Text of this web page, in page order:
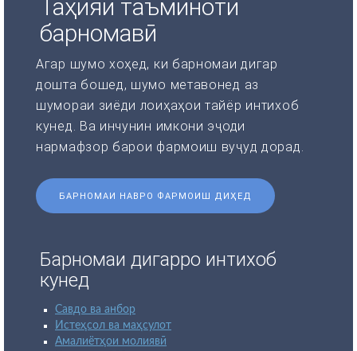
Таҳияи таъминоти
барномавӣ
Агар шумо хоҳед, ки барномаи дигар
дошта бошед, шумо метавонед аз
шумораи зиёди лоиҳаҳои тайёр интихоб
кунед. Ва инчунин имкони эҷоди
нармафзор барои фармоиш вуҷуд дорад.
БАРНОМАИ НАВРО ФАРМОИШ ДИҲЕД
Барномаи дигарро интихоб
кунед
Савдо ва анбор
Истеҳсол ва маҳсулот
Амалиётҳои молиявӣ